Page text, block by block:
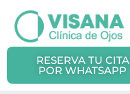
RESERVA TU CITA
POR WHATSAPP